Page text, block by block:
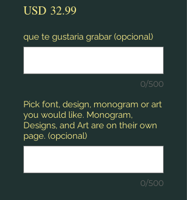
USD 32.99Precio
que te gustaria grabar (opcional)
0/500
Pick font, design, monogram or art
you would like. Monogram,
Designs, and Art are on their own
page. (opcional)
0/500